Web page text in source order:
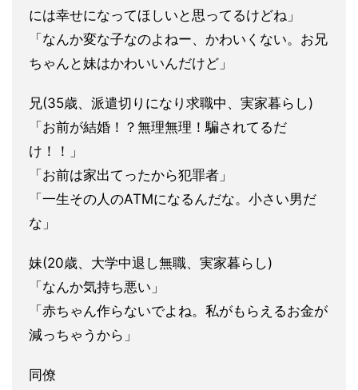
には幸せになってほしいと思ってるけどね」
「なんか変な子なのよねー、かわいくない。お兄
ちゃんと妹はかわいいんだけど」
兄(35歳、派遣切りになり求職中、実家暮らし)
「お前が結婚！？無理無理！騙されてるだ
け！！」
「お前は家出てったから犯罪者」
「一生その人のATMになるんだな。小さい男だ
な」
妹(20歳、大学中退し無職、実家暮らし)
「なんか気持ち悪い」
「赤ちゃん作らないでよね。私がもらえるお金が
減っちゃうから」
同僚